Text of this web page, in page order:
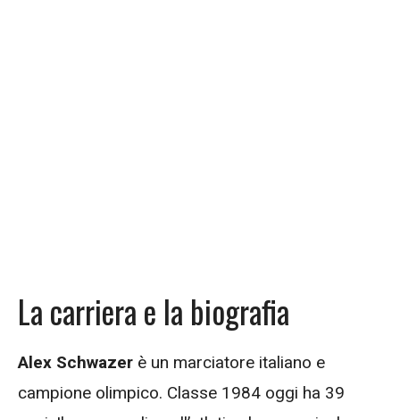
La carriera e la biografia
Alex Schwazer è un marciatore italiano e
campione olimpico. Classe 1984 oggi ha 39